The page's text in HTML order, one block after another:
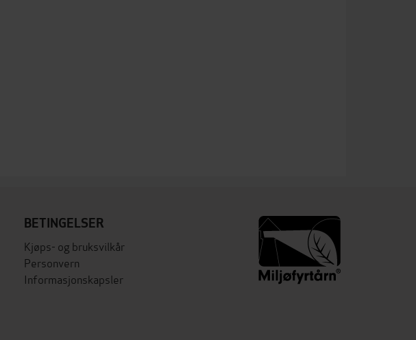
BETINGELSER
Kjøps- og bruksvilkår
Personvern
Informasjonskapsler